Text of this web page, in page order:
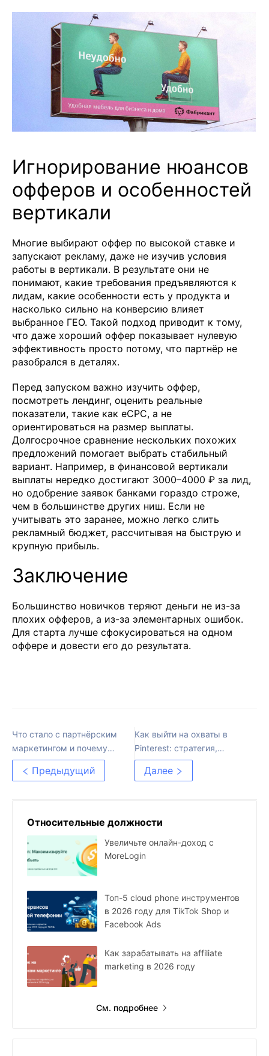
Игнорирование нюансов
офферов и особенностей
вертикали
Многие выбирают оффер по высокой ставке и
запускают рекламу, даже не изучив условия
работы в вертикали. В результате они не
понимают, какие требования предъявляются к
лидам, какие особенности есть у продукта и
насколько сильно на конверсию влияет
выбранное ГЕО. Такой подход приводит к тому,
что даже хороший оффер показывает нулевую
эффективность просто потому, что партнёр не
разобрался в деталях.
Перед запуском важно изучить оффер,
посмотреть лендинг, оценить реальные
показатели, такие как eCPC, а не
ориентироваться на размер выплаты.
Долгосрочное сравнение нескольких похожих
предложений помогает выбрать стабильный
вариант. Например, в финансовой вертикали
выплаты нередко достигают 3000–4000 ₽ за лид,
но одобрение заявок банками гораздо строже,
чем в большинстве других ниш. Если не
учитывать это заранее, можно легко слить
рекламный бюджет, рассчитывая на быструю и
крупную прибыль.
Заключение
Большинство новичков теряют деньги не из-за
плохих офферов, а из-за элементарных ошибок.
Для старта лучше сфокусироваться на одном
оффере и довести его до результата.
Что стало с партнёрским
маркетингом и почему
многие не выдержали
Предыдущий
Как выйти на охваты в
Pinterest: стратегия,
публикация и поиск
креатива
Далее
Относительные должности
Увеличьте онлайн-доход с
MoreLogin
Топ-5 cloud phone инструментов
в 2026 году для TikTok Shop и
Facebook Ads
Как зарабатывать на affiliate
marketing в 2026 году
См. подробнее